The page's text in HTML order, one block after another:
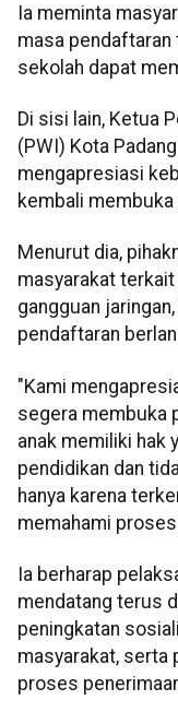
Ia meminta
masa
sekolah dapat
Di sisi lain, Ketua
(PWI) Kota
mengapresiasi
kembali
Menurut dia,
masyarakat
gangguan
pendaftaran
"Kami
segera membuka
anak memiliki hak
pendidikan dan
hanya karena
memahami
Ia berharap
mendatang terus
peningkatan
masyarakat, serta
proses